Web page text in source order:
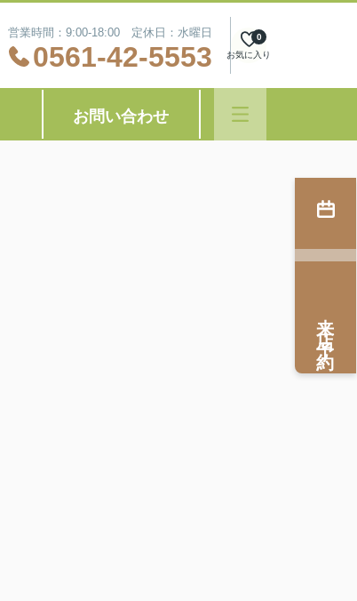
営業時間：9:00-18:00 定休日：水曜日
0561-42-5553 お気に入り
0
お問い合わせ
来店予約